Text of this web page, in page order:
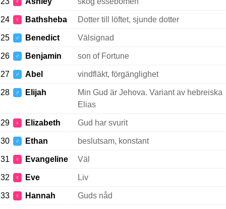
♀
24 ♀ Bathsheba Dotter till löftet, sjunde dotter
25 ♂ Benedict Välsignad
26 ♂ Benjamin son of Fortune
27 ♂ Abel vindfläkt, förgänglighet
28 ♂ Elijah
Min Gud är Jehova. Variant av hebreiska
Elias
29 ♀ Elizabeth Gud har svurit
30 ♂ Ethan beslutsam, konstant
31 ♀ Evangeline Väl
32 ♀ Eve Liv
33 ♀ Hannah Guds nåd